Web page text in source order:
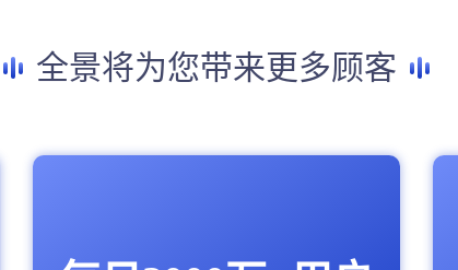
全景将为您带来更多顾客